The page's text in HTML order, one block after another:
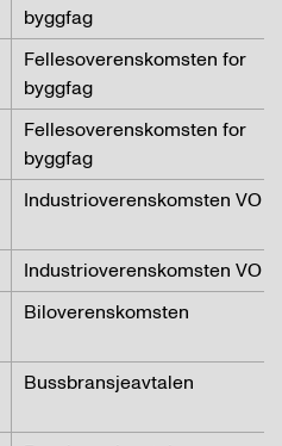
byggfag
Fellesoverenskomsten for
byggfag
Fellesoverenskomsten for
byggfag
Industrioverenskomsten VO
Industrioverenskomsten VO
Biloverenskomsten
Bussbransjeavtalen